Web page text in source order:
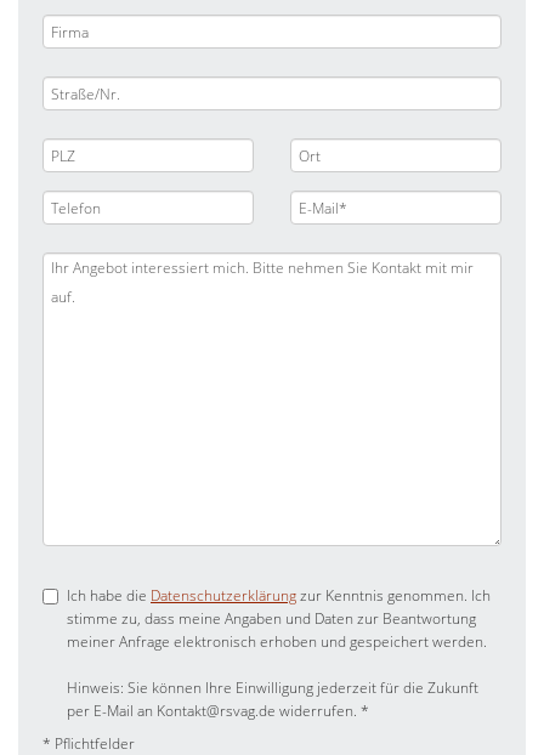
Ich habe die Datenschutzerklärungzur Kenntnis genommen. Ich
stimme zu, dass meine Angaben und Daten zur Beantwortung
meiner Anfrage elektronisch erhoben und gespeichert werden.
Hinweis: Sie können Ihre Einwilligung jederzeit für die Zukunft
per E-Mail an Kontakt@rsvag.de widerrufen. *
* Pflichtfelder